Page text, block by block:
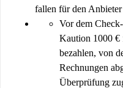
fallen für den
Vor dem
Kaution 1000 €
bezahlen, von
Rechnungen
Überprüfung